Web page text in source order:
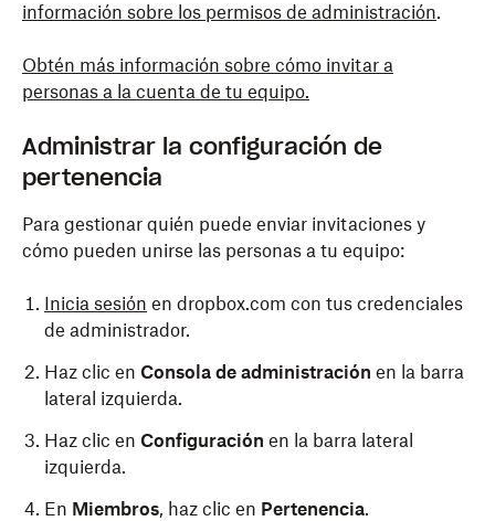
información sobre los permisos de administración.
Obtén más información sobre cómo invitar a
personas a la cuenta de tu equipo.
Administrar la configuración de
pertenencia
Para gestionar quién puede enviar invitaciones y
cómo pueden unirse las personas a tu equipo:
Inicia sesión en dropbox.com con tus credenciales
de administrador.
Haz clic en Consola de administración en la barra
lateral izquierda.
Haz clic en Configuración en la barra lateral
izquierda.
En Miembros, haz clic en Pertenencia.